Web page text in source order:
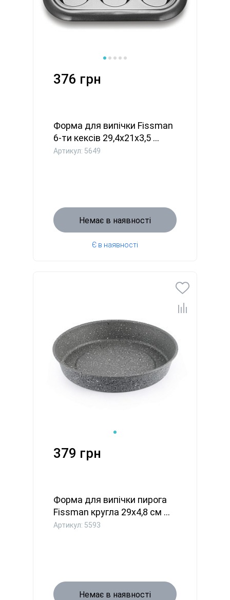
376 грн
Форма для випічки Fissman
6-ти кексів 29,4x21x3,5 ...
Артикул: 5649
Немає в наявності
Є в наявності
379 грн
Форма для випічки пирога
Fissman кругла 29x4,8 см ...
Артикул: 5593
Немає в наявності